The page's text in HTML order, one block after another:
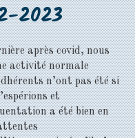
2023
après covid, nous
activité normale
n’ont pas été si
et
a été bien en